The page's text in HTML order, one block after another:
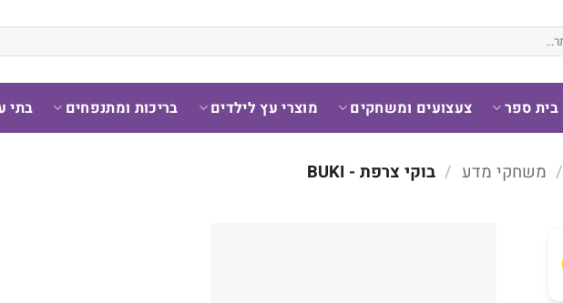
בית ספר צעצועים ומשחקים מוצרי עץ לילדים בריכות ומתנפחים בתי
/ משחקי מדע / בוקי צרפת - BUKI